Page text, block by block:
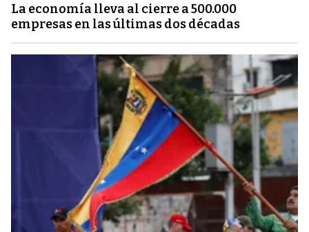
La economía lleva al cierre a 500.000
empresas en las últimas dos décadas